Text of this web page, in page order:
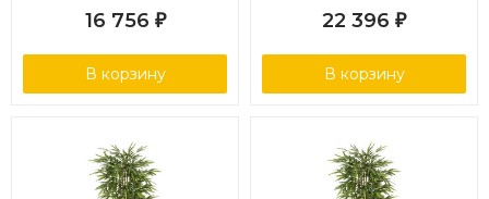
16 756 ₽
В корзину
22 396 ₽
В корзину